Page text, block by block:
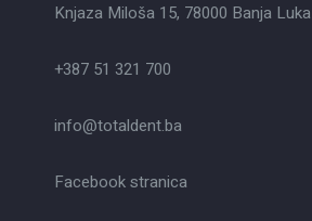
Knjaza Miloša 15, 78000 Banja Luka
+387 51 321 700
info@totaldent.ba
Facebook stranica